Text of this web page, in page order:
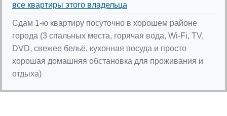
все квартиры этого владельца
Сдам 1-ю квартиру посуточно в хорошем районе
города (3 спальных места, горячая вода, Wi-Fi, ТV,
DVD, свежее бельё, кухонная посуда и просто
хорошая домашняя обстановка для проживания и
отдыха)